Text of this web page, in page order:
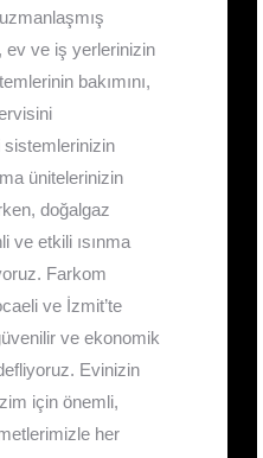
ev ve iş yerlerinizin
bakımını,
sistemlerinizin
ünitelerinizin
doğalgaz
ve etkili ısınma
Farkom
ve İzmit’te
ve ekonomik
Evinizin
için önemli,
her